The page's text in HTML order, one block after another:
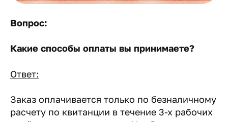
Вопрос:
Какие способы оплаты вы принимаете?
Ответ:
Заказ оплачивается только по безналичному
расчету по квитанции в течение 3-х рабочих